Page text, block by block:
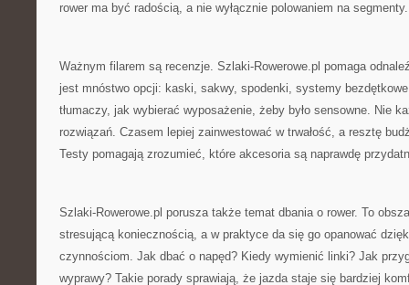
rower ma być radością, a nie wyłącznie polowaniem na segmenty.
Ważnym filarem są recenzje. Szlaki-Rowerowe.pl pomaga
jest mnóstwo opcji: kaski, sakwy, spodenki, systemy
tłumaczy, jak wybierać wyposażenie, żeby było sensowne. Nie
rozwiązań. Czasem lepiej zainwestować w trwałość, a resztę
Testy pomagają zrozumieć, które akcesoria są naprawdę
Szlaki-Rowerowe.pl porusza także temat dbania o rower. To
stresującą koniecznością, a w praktyce da się go opanować
czynnościom. Jak dbać o napęd? Kiedy wymienić linki? Jak
wyprawy? Takie porady sprawiają, że jazda staje się bardziej